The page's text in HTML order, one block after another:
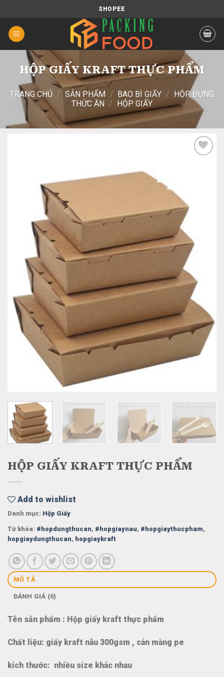
nội
dung
SHOPEE
HỘP GIẤY KRAFT THỰC PHẨM
TRANG CHỦ / SẢN PHẨM / BAO BÌ GIẤY / HỘP ĐỰNG
THỨC ĂN / HỘP GIẤY
HỘP GIẤY KRAFT THỰC PHẨM
Add to wishlist
Danh mục: Hộp Giấy
Từ khóa: #hopdungthucan, #hopgiaynau, #hopgiaythucpham,
hopgiaydungthucan, hopgiaykraft
MÔ TẢ
ĐÁNH GIÁ (0)
Tên sản phẩm : Hộp giấy kraft thực phẩm
Chất liệu: giấy kraft nâu 300gsm , cán màng pe
kích thước: nhiều size khác nhau